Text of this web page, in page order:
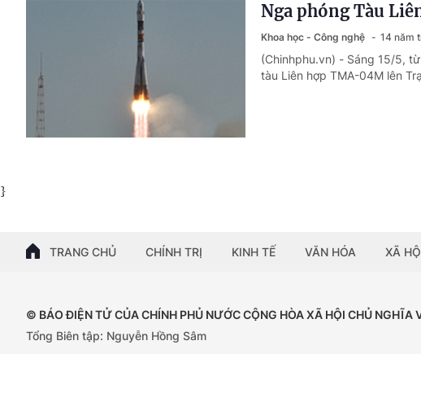
Nga phóng Tàu
Khoa học - Công nghệ 14 năm
(Chinhphu.vn) - Sáng 15/5,
tàu Liên hợp TMA-04M lên
}
TRANG CHỦ CHÍNH TRỊ KINH TẾ VĂN HÓA XÃ
© BÁO ĐIỆN TỬ CỦA CHÍNH PHỦ NƯỚC CỘNG HÒA XÃ HỘI CHỦ NGHĨA
Tổng Biên tập: Nguyễn Hồng Sâm